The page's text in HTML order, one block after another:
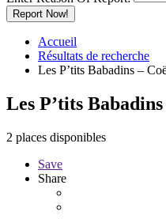
Report Now!
Accueil
Résultats de recherche
Les P’tits Babadins –
Les P’tits
2 places disponibles
Save
Share